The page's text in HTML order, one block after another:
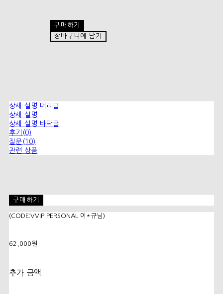
구매하기
장바구니에 담기
상세 설명 머리글
상세 설명
상세 설명 바닥글
후기(0)
질문(10)
관련 상품
구매하기
(CODE:VVIP PERSONAL 이*규님)
62,000원
추가 금액